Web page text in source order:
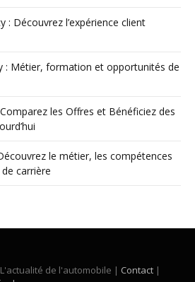
: Découvrez l’expérience client
: Métier, formation et opportunités de
les Offres et Bénéficiez des
le métier, les compétences
carrière
de l'automobile | Contact |